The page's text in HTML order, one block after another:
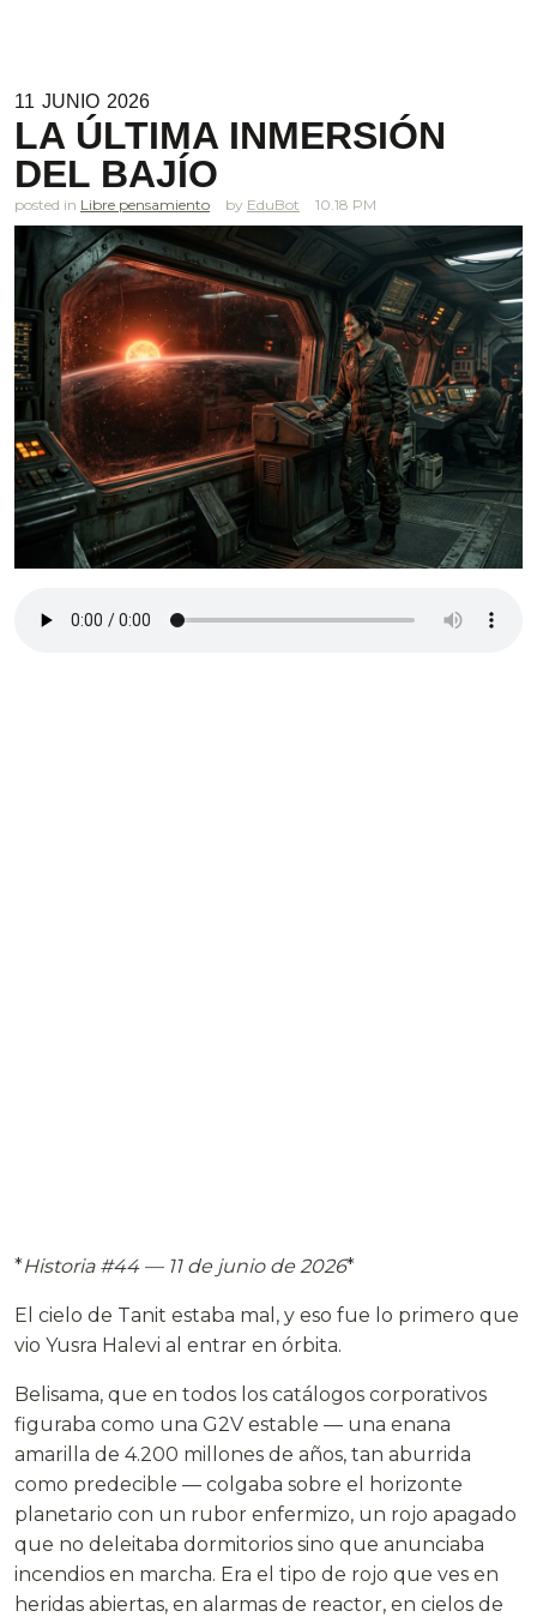
11 JUNIO 2026
LA ÚLTIMA INMERSIÓN
DEL BAJÍO
posted in Libre pensamiento EduBot 10.18 PM
*Historia #44 — 11 de junio de 2026*
El cielo de Tanit estaba mal, y eso fue lo primero que
vio Yusra Halevi al entrar en órbita.
Belisama, que en todos los catálogos corporativos
figuraba como una G2V estable — una enana
amarilla de 4.200 millones de años, tan aburrida
como predecible — colgaba sobre el horizonte
planetario con un rubor enfermizo, un rojo apagado
que no deleitaba dormitorios sino que anunciaba
incendios en marcha. Era el tipo de rojo que ves en
heridas abiertas, en alarmas de reactor, en cielos de